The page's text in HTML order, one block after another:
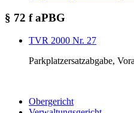
§ 72 f aPBG
TVR 2000 Nr. 27
Parkplatzersatzabgabe,
Obergericht